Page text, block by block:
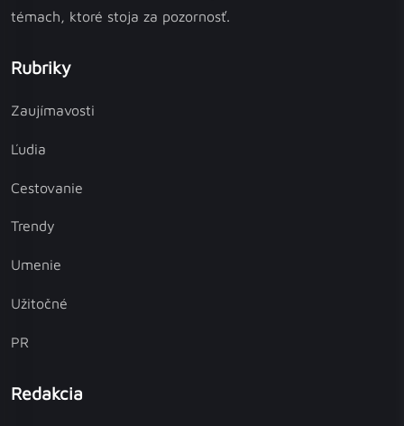
témach, ktoré stoja za pozornosť.
Rubriky
Zaujímavosti
Ľudia
Cestovanie
Trendy
Umenie
Užitočné
PR
Redakcia